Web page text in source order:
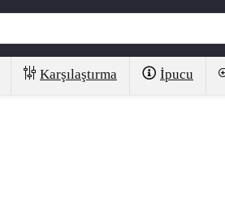
Karşılaştırma İpucu